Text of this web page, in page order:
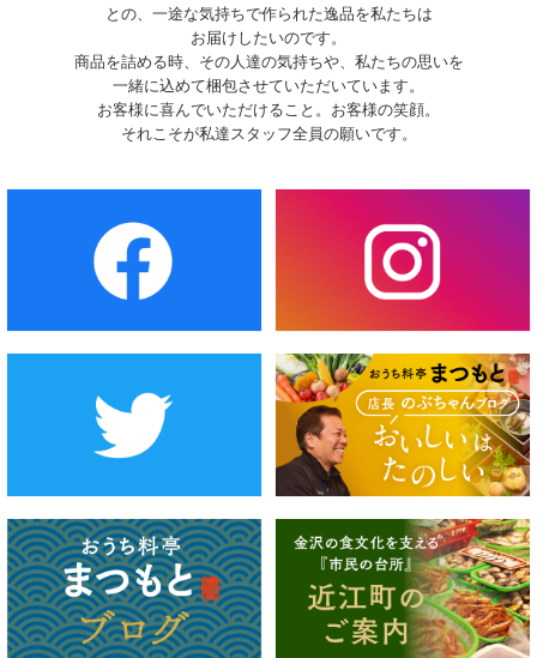
との、一途な気持ちで作られた逸品を私たちは
お届けしたいのです。
商品を詰める時、その人達の気持ちや、私たちの思いを
一緒に込めて梱包させていただいています。
お客様に喜んでいただけること。お客様の笑顔。
それこそが私達スタッフ全員の願いです。